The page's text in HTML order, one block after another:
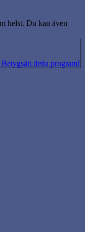
helst. Du kan även
Betygsätt detta program!